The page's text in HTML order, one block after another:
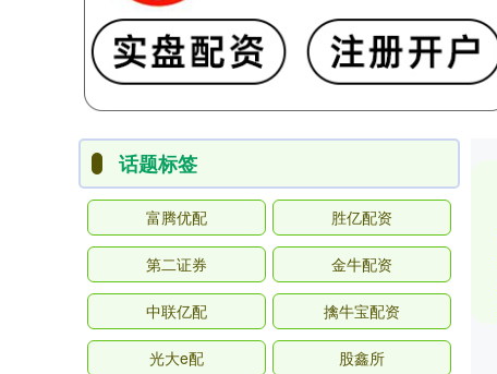
话题标签
富腾优配 胜亿配资
第二证券 金牛配资
中联亿配 擒牛宝配资
光大e配 股鑫所